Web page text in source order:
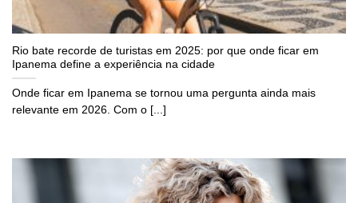
Rio bate recorde de turistas em 2025: por que onde ficar em
Ipanema define a experiência na cidade
Onde ficar em Ipanema se tornou uma pergunta ainda mais
relevante em 2026. Com o [...]